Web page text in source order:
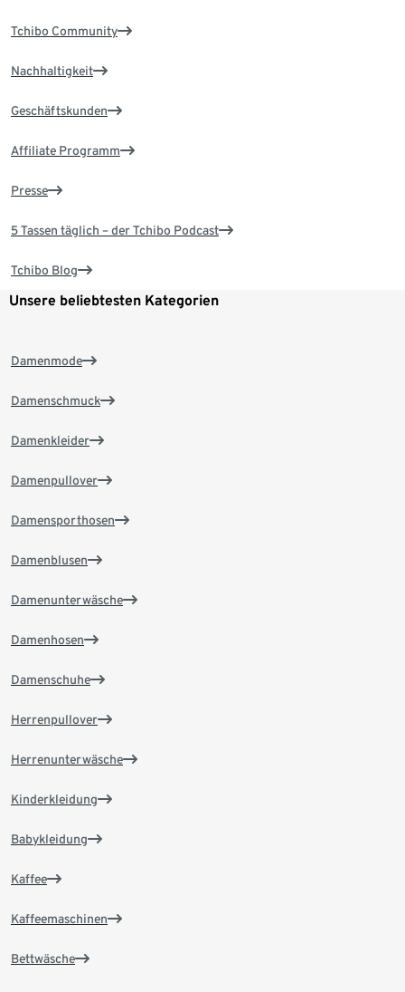
Tchibo Community
Nachhaltigkeit
Geschäftskunden
Affiliate Programm
Presse
5 Tassen täglich – der Tchibo Podcast
Tchibo Blog
Unsere beliebtesten Kategorien
Damenmode
Damenschmuck
Damenkleider
Damenpullover
Damensporthosen
Damenblusen
Damenunterwäsche
Damenhosen
Damenschuhe
Herrenpullover
Herrenunterwäsche
Kinderkleidung
Babykleidung
Kaffee
Kaffeemaschinen
Bettwäsche